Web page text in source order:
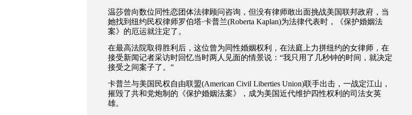
温莎曾向数位同性恋团体法律顾问咨询，但没有律师敢出面挑战美国联邦政府，当
她找到纽约民权律师罗伯塔·卡普兰(Roberta Kaplan)为法律代表时，《保护婚姻法
案》的厄运就注定了。
在最高法院取得胜利后，这位曾为同性婚姻权利，在法庭上力拼纽约的女律师，在
接受新闻记者采访时回忆当时两人见面的情景说： “我只用了几秒钟的时间，就决定
接受之间案子了。 ”
卡普兰与美国民权自由联盟(American Civil Liberties Union)联手出击，一战定江山，
摧毁了共和党炮制的《保护婚姻法案》，成为美国近代维护四性权利的司法女英
雄。